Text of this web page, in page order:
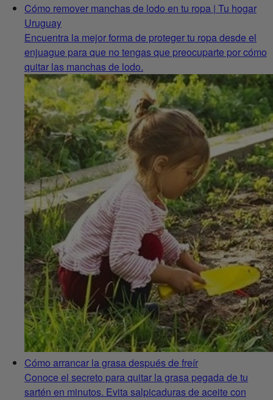
Cómo remover manchas de lodo en tu ropa | Tu hogar
Uruguay
Encuentra la mejor forma de proteger tu ropa desde el
enjuague para que no tengas que preocuparte por cómo
quitar las manchas de lodo.
Cómo arrancar la grasa después de freír
Conoce el secreto para quitar la grasa pegada de tu
sartén en minutos. Evita salpicaduras de aceite con